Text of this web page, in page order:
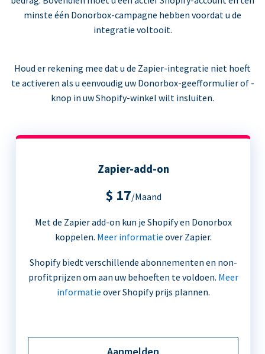
minste één Donorbox-campagne hebben voordat u de
integratie voltooit.
Houd er rekening mee dat u de Zapier-integratie niet hoeft
te activeren als u eenvoudig uw Donorbox-geefformulier of -
knop in uw Shopify-winkel wilt insluiten.
Zapier-add-on
$ 17/Maand
Met de Zapier add-on kun je Shopify en Donorbox
koppelen. Meer informatie over Zapier.
Shopify biedt verschillende abonnementen en non-
profitprijzen om aan uw behoeften te voldoen. Meer
informatie over Shopify prijs plannen.
Aanmelden